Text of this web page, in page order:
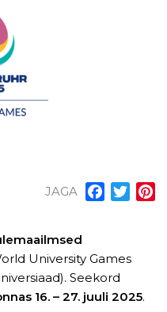
JAGA Facebook
University Games
Seekord
16. – 27. juuli 2025.